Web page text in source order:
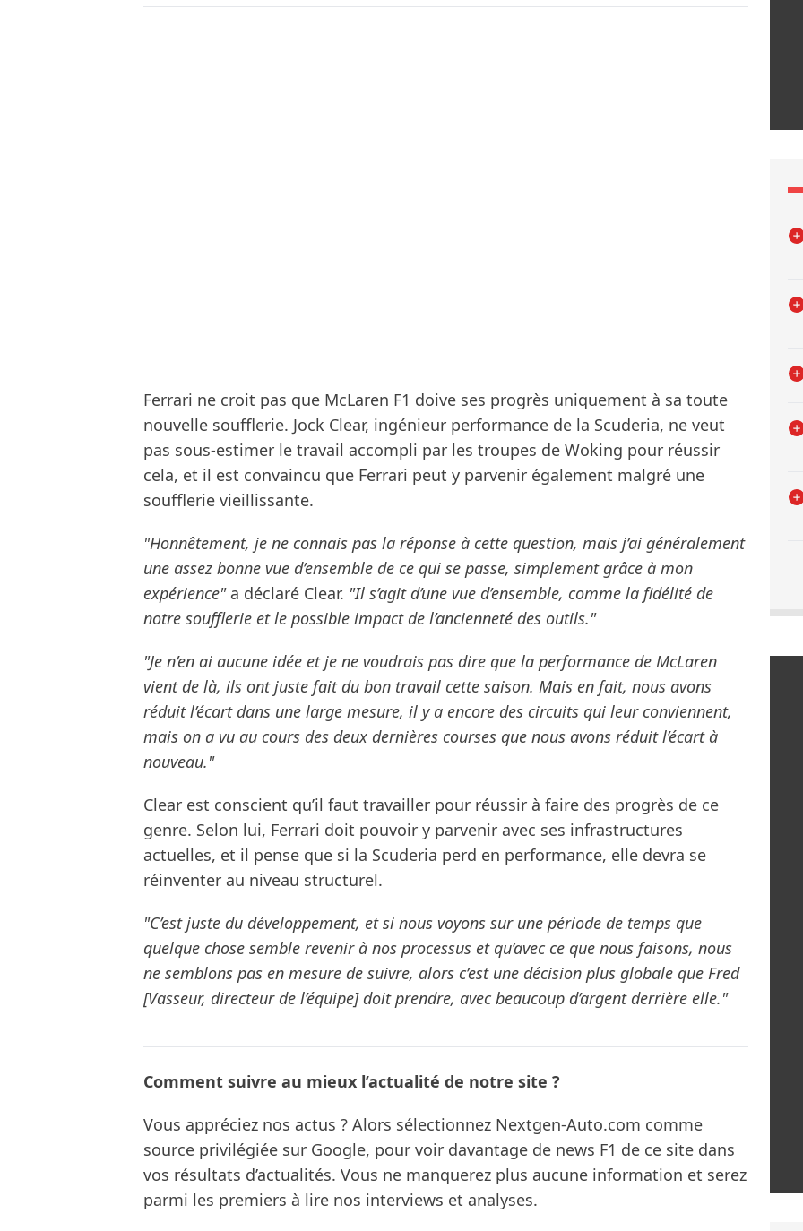
Ferrari ne croit pas que McLaren F1 doive ses progrès uniquement à sa toute
nouvelle soufflerie. Jock Clear, ingénieur performance de la Scuderia, ne veut
pas sous-estimer le travail accompli par les troupes de Woking pour réussir
cela, et il est convaincu que Ferrari peut y parvenir également malgré une
soufflerie vieillissante.
"Honnêtement, je ne connais pas la réponse à cette question, mais j’ai généralement
une assez bonne vue d’ensemble de ce qui se passe, simplement grâce à mon
expérience"a déclaré Clear. "Il s’agit d’une vue d’ensemble, comme la fidélité de
notre soufflerie et le possible impact de l’ancienneté des outils."
"Je n’en ai aucune idée et je ne voudrais pas dire que la performance de McLaren
vient de là, ils ont juste fait du bon travail cette saison. Mais en fait, nous avons
réduit l’écart dans une large mesure, il y a encore des circuits qui leur conviennent,
mais on a vu au cours des deux dernières courses que nous avons réduit l’écart à
nouveau."
Clear est conscient qu’il faut travailler pour réussir à faire des progrès de ce
genre. Selon lui, Ferrari doit pouvoir y parvenir avec ses infrastructures
actuelles, et il pense que si la Scuderia perd en performance, elle devra se
réinventer au niveau structurel.
"C’est juste du développement, et si nous voyons sur une période de temps que
quelque chose semble revenir à nos processus et qu’avec ce que nous faisons, nous
ne semblons pas en mesure de suivre, alors c’est une décision plus globale que Fred
[Vasseur, directeur de l’équipe] doit prendre, avec beaucoup d’argent derrière elle."
Comment suivre au mieux l’actualité de notre site ?
Vous appréciez nos actus ? Alors sélectionnez Nextgen-Auto.com comme
source privilégiée sur Google, pour voir davantage de news F1 de ce site dans
vos résultats d’actualités. Vous ne manquerez plus aucune information et serez
parmi les premiers à lire nos interviews et analyses.